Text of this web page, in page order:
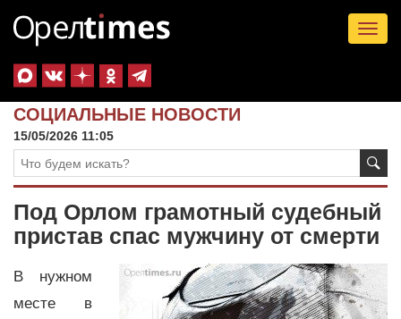
СОЦИАЛЬНЫЕ НОВОСТИ
15/05/2026 11:05
Под Орлом грамотный судебный
пристав спас мужчину от смерти
В нужном
месте в